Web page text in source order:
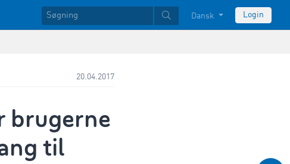
Dansk Login
20.04.2017
brugerne
til